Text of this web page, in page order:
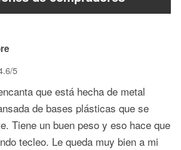
5
que está hecha de metal
de bases plásticas que se
Tiene un buen peso y eso hace que
tecleo. Le queda muy bien a mi